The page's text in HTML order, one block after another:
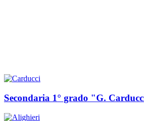
Secondaria 1° grado "G.